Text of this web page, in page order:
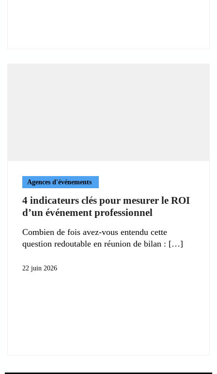
Agences d'événements
4 indicateurs clés pour mesurer le ROI
d’un événement professionnel
Combien de fois avez-vous entendu cette
question redoutable en réunion de bilan :
22 juin 2026